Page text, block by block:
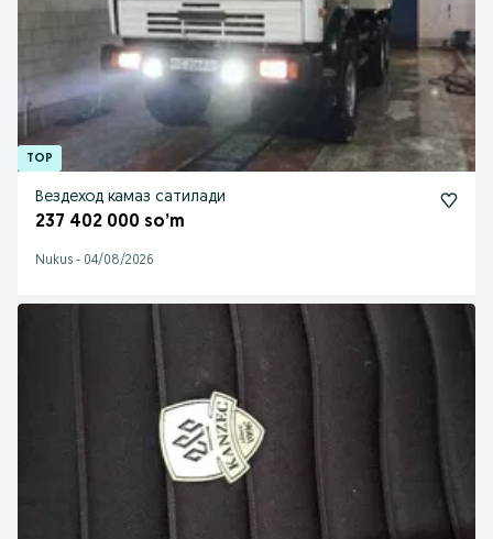
Вездеход камаз сатилади
237 402 000 so’m
Nukus - 04/08/2026